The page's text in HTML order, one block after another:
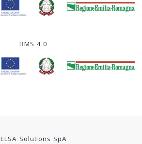
BMS 4.0
ELSA Solutions SpA